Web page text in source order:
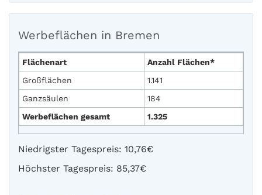
Werbeflächen in Bremen
Flächenart
Anzahl Flächen*
Großflächen
1.141
Ganzsäulen
184
Werbeflächen gesamt
1.325
Niedrigster Tagespreis: 10,76€
Höchster Tagespreis: 85,37€